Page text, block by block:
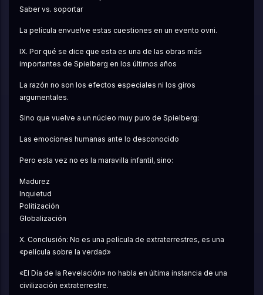
Saber vs. soportar
La película envuelve estas cuestiones en un evento ovni.
IX. Por qué se dice que esta es una de las obras más
importantes de Spielberg en los últimos años
La razón no son los efectos especiales ni los giros
argumentales.
Sino que vuelve a un núcleo muy puro de Spielberg:
Las emociones humanas ante lo desconocido
Pero esta vez no es la maravilla infantil, sino:
Madurez
Inquietud
Politización
Globalización
X. Conclusión: No es una película de extraterrestres, es una
«película sobre la verdad»
«El Día de la Revelación» no habla en última instancia de una
civilización extraterrestre.